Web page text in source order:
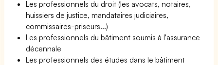
Les professionnels du droit (les avocats, notaires,
huissiers de justice, mandataires judiciaires,
commissaires-priseurs...)
Les professionnels du bâtiment soumis à l'assurance
décennale
Les professionnels des études dans le bâtiment